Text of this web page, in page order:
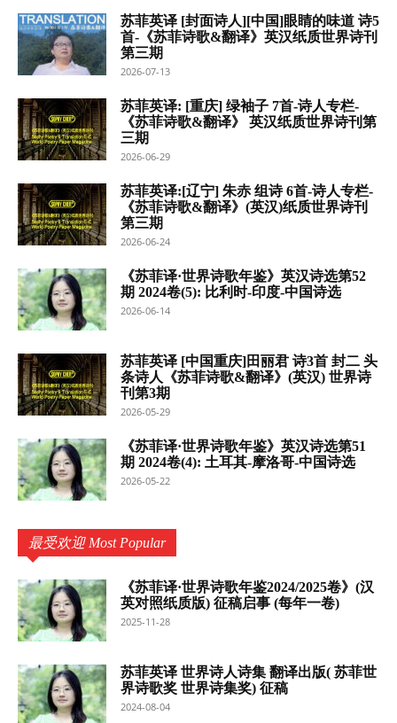
苏菲英译 [封面诗人][中国]眼睛的味道 诗5
首-《苏菲诗歌&翻译》英汉纸质世界诗刊
第三期
2026-07-13
苏菲英译: [重庆] 绿袖子 7首-诗人专栏-
《苏菲诗歌&翻译》 英汉纸质世界诗刊第
三期
2026-06-29
苏菲英译:[辽宁] 朱赤 组诗 6首-诗人专栏-
《苏菲诗歌&翻译》(英汉)纸质世界诗刊
第三期
2026-06-24
《苏菲译·世界诗歌年鉴》英汉诗选第52
期 2024卷(5): 比利时-印度-中国诗选
2026-06-14
苏菲英译 [中国重庆]田丽君 诗3首 封二 头
条诗人《苏菲诗歌&翻译》(英汉) 世界诗
刊第3期
2026-05-29
《苏菲译·世界诗歌年鉴》英汉诗选第51
期 2024卷(4): 土耳其-摩洛哥-中国诗选
2026-05-22
最受欢迎 Most Popular
《苏菲译·世界诗歌年鉴2024/2025卷》(汉
英对照纸质版) 征稿启事 (每年一卷)
2025-11-28
苏菲英译 世界诗人诗集 翻译出版( 苏菲世
界诗歌奖 世界诗集奖) 征稿
2024-08-04